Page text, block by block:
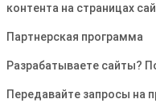
контента на страницах
Партнерская программа
Разрабатываете сайты?
Передавайте запросы на